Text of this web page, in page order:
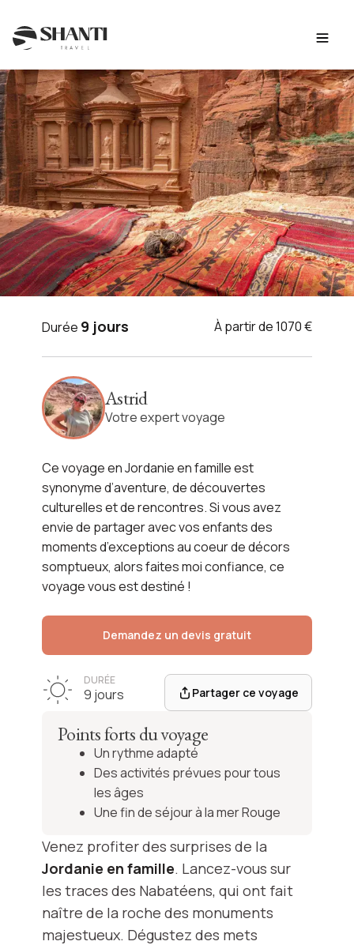
VOYAGE JORDANIE
La Jordanie en famille
Voir l'itinéraire
DURÉE
9 jours Partager ce voyage
Points forts du voyage
Un rythme adapté
Des activités prévues pour tous
les âges
Une fin de séjour à la mer Rouge
Venez profiter des surprises de la
Jordanie en famille. Lancez-vous sur
les traces des Nabatéens, qui ont fait
naître de la roche des monuments
majestueux. Dégustez des mets
Durée 9 jours À partir de 1070 €
Astrid
Votre expert voyage
Ce voyage en Jordanie en famille est
synonyme d’aventure, de découvertes
culturelles et de rencontres. Si vous avez
envie de partager avec vos enfants des
moments d’exceptions au coeur de décors
somptueux, alors faites moi confiance, ce
voyage vous est destiné !
Demandez un devis gratuit